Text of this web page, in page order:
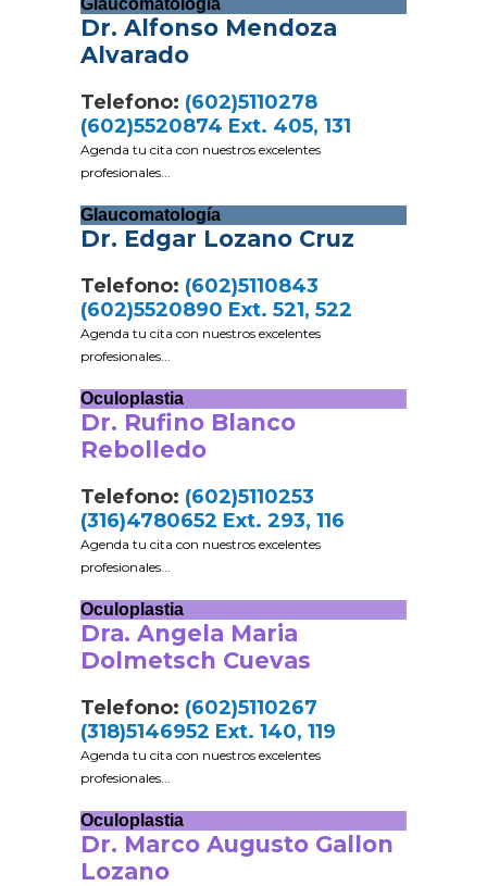
Glaucomatología
Dr. Alfonso Mendoza
Alvarado
Telefono: (602)5110278
(602)5520874 Ext. 405, 131
Agenda tu cita con nuestros excelentes
profesionales...
Glaucomatología
Dr. Edgar Lozano Cruz
Telefono: (602)5110843
(602)5520890 Ext. 521, 522
Agenda tu cita con nuestros excelentes
profesionales...
Oculoplastia
Dr. Rufino Blanco
Rebolledo
Telefono: (602)5110253
(316)4780652 Ext. 293, 116
Agenda tu cita con nuestros excelentes
profesionales...
Oculoplastia
Dra. Angela Maria
Dolmetsch Cuevas
Telefono: (602)5110267
(318)5146952 Ext. 140, 119
Agenda tu cita con nuestros excelentes
profesionales...
Oculoplastia
Dr. Marco Augusto Gallon
Lozano